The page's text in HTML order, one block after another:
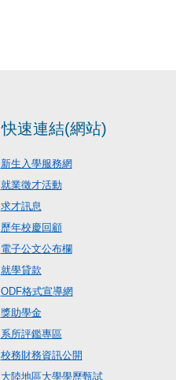
快速連結(網站)
新生入學服務網
就業徵才活動
求才訊息
歷年校慶回顧
電子公文公布欄
就學貸款
ODF格式宣導網
獎助學金
系所評鑑專區
校務財務資訊公開
大陸地區大學學歷甄試